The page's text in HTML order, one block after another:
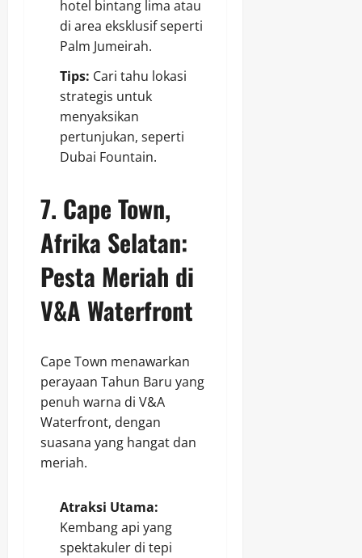
hotel bintang lima atau
di area eksklusif seperti
Palm Jumeirah.
Tips: Cari tahu lokasi
strategis untuk
menyaksikan
pertunjukan, seperti
Dubai Fountain.
7. Cape Town,
Afrika Selatan:
Pesta Meriah di
V&A Waterfront
Cape Town menawarkan
perayaan Tahun Baru yang
penuh warna di V&A
Waterfront, dengan
suasana yang hangat dan
meriah.
Atraksi Utama:
Kembang api yang
spektakuler di tepi